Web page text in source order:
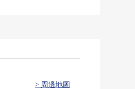
> 周邊地圖